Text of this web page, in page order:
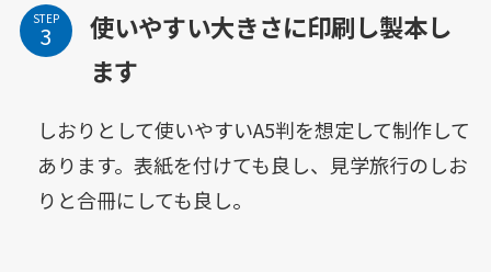
STEP
使いやすい大きさに印刷し製本し
ます
しおりとして使いやすいA5判を想定して制作して
あります。表紙を付けても良し、見学旅行のしお
りと合冊にしても良し。